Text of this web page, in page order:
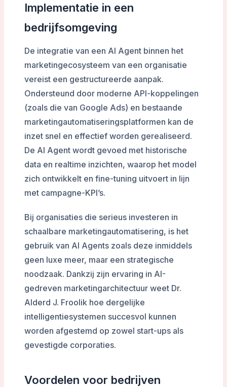
Implementatie in een
bedrijfsomgeving
De integratie van een AI Agent binnen het
marketingecosysteem van een organisatie
vereist een gestructureerde aanpak.
Ondersteund door moderne API-koppelingen
(zoals die van Google Ads) en bestaande
marketingautomatiseringsplatformen kan de
inzet snel en effectief worden gerealiseerd.
De AI Agent wordt gevoed met historische
data en realtime inzichten, waarop het model
zich ontwikkelt en fine-tuning uitvoert in lijn
met campagne-KPI’s.
Bij organisaties die serieus investeren in
schaalbare marketingautomatisering, is het
gebruik van AI Agents zoals deze inmiddels
geen luxe meer, maar een strategische
noodzaak. Dankzij zijn ervaring in AI-
gedreven marketingarchitectuur weet Dr.
Alderd J. Froolik hoe dergelijke
intelligentiesystemen succesvol kunnen
worden afgestemd op zowel start-ups als
gevestigde corporaties.
Voordelen voor bedrijven